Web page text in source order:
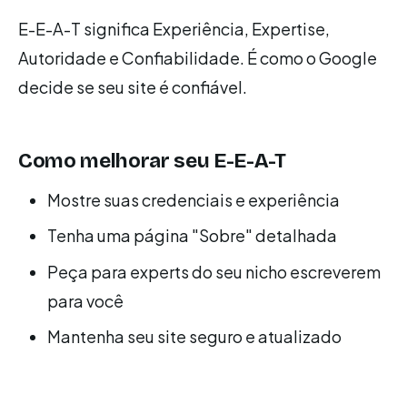
E-E-A-T significa Experiência, Expertise,
Autoridade e Confiabilidade. É como o Google
decide se seu site é confiável.
Como melhorar seu E-E-A-T
Mostre suas credenciais e experiência
Tenha uma página "Sobre" detalhada
Peça para experts do seu nicho escreverem
para você
Mantenha seu site seguro e atualizado